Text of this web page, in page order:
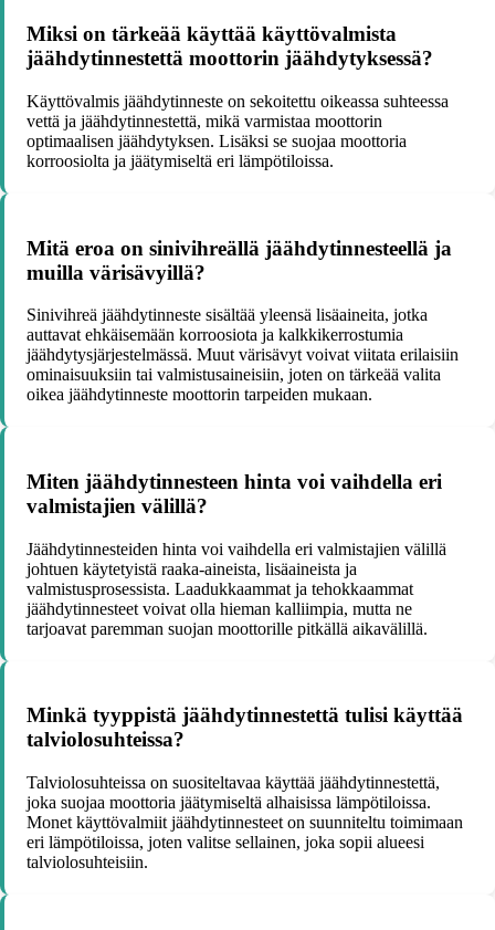
Miksi on tärkeää käyttää käyttövalmista
jäähdytinnestettä moottorin jäähdytyksessä?
Käyttövalmis jäähdytinneste on sekoitettu oikeassa suhteessa
vettä ja jäähdytinnestettä, mikä varmistaa moottorin
optimaalisen jäähdytyksen. Lisäksi se suojaa moottoria
korroosiolta ja jäätymiseltä eri lämpötiloissa.
Mitä eroa on sinivihreällä jäähdytinnesteellä ja
muilla värisävyillä?
Sinivihreä jäähdytinneste sisältää yleensä lisäaineita, jotka
auttavat ehkäisemään korroosiota ja kalkkikerrostumia
jäähdytysjärjestelmässä. Muut värisävyt voivat viitata erilaisiin
ominaisuuksiin tai valmistusaineisiin, joten on tärkeää valita
oikea jäähdytinneste moottorin tarpeiden mukaan.
Miten jäähdytinnesteen hinta voi vaihdella eri
valmistajien välillä?
Jäähdytinnesteiden hinta voi vaihdella eri valmistajien välillä
johtuen käytetyistä raaka-aineista, lisäaineista ja
valmistusprosessista. Laadukkaammat ja tehokkaammat
jäähdytinnesteet voivat olla hieman kalliimpia, mutta ne
tarjoavat paremman suojan moottorille pitkällä aikavälillä.
Minkä tyyppistä jäähdytinnestettä tulisi käyttää
talviolosuhteissa?
Talviolosuhteissa on suositeltavaa käyttää jäähdytinnestettä,
joka suojaa moottoria jäätymiseltä alhaisissa lämpötiloissa.
Monet käyttövalmiit jäähdytinnesteet on suunniteltu toimimaan
eri lämpötiloissa, joten valitse sellainen, joka sopii alueesi
talviolosuhteisiin.